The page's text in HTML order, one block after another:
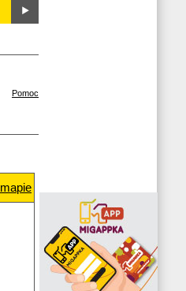
Pomoc